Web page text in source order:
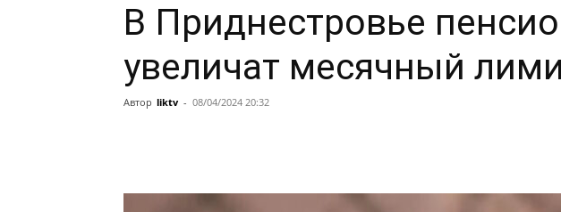
В Приднестровье
увеличат месячный
Автор liktv - 08/04/2024 20:32